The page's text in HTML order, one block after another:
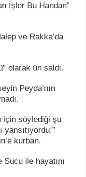
İşler Bu Handan”
ve Rakka’da
olarak ün saldı.
Peyda’nın
için söylediği şu
yansıtıyordu:”
kurban.
ile hayatını